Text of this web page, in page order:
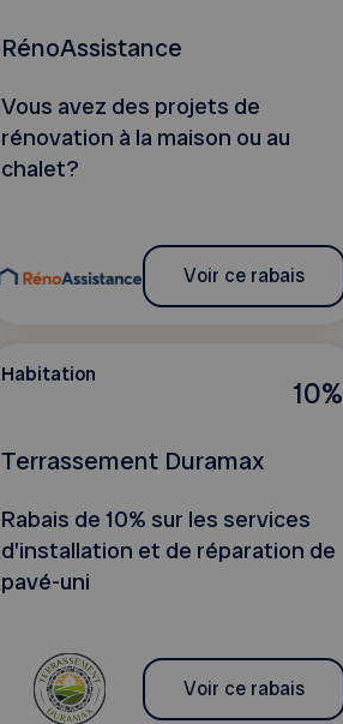
RénoAssistance
Vous avez des projets de
rénovation à la maison ou au
chalet?
Voir ce rabais
10%
Habitation
Terrassement Duramax
Rabais de 10% sur les services
d’installation et de réparation de
pavé-uni
Voir ce rabais